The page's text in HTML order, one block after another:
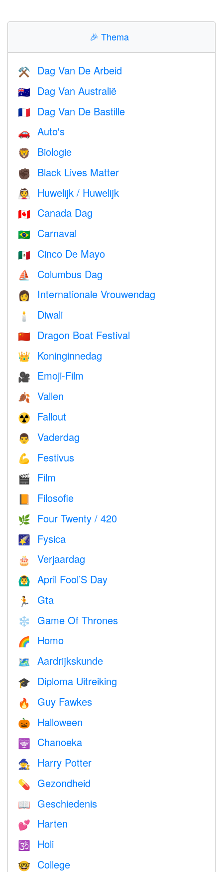
🎉 Thema
⚒️ Dag Van De Arbeid
🇦🇺 Dag Van Australië
🇫🇷 Dag Van De Bastille
🚗 Auto's
🦁 Biologie
✊🏿 Black Lives Matter
👰 Huwelijk / Huwelijk
🇨🇦 Canada Dag
🇧🇷 Carnaval
🇲🇽 Cinco De Mayo
⛵️ Columbus Dag
👩 Internationale Vrouwendag
🕯 Diwali
🇨🇳 Dragon Boat Festival
👑 Koninginnedag
🎥 Emoji-Film
🍂 Vallen
☢️ Fallout
👨 Vaderdag
💪 Festivus
🎬 Film
📙 Filosofie
🌿 Four Twenty / 420
🌠 Fysica
🎂 Verjaardag
🙆‍♂️ April Fool’S Day
🏃 Gta
❄️ Game Of Thrones
🌈 Homo
🗺 Aardrijkskunde
🎓 Diploma Uitreiking
🔥 Guy Fawkes
🎃 Halloween
🕎 Chanoeka
🧙 Harry Potter
💊 Gezondheid
📖 Geschiedenis
💕 Harten
🕉 Holi
🤓 College